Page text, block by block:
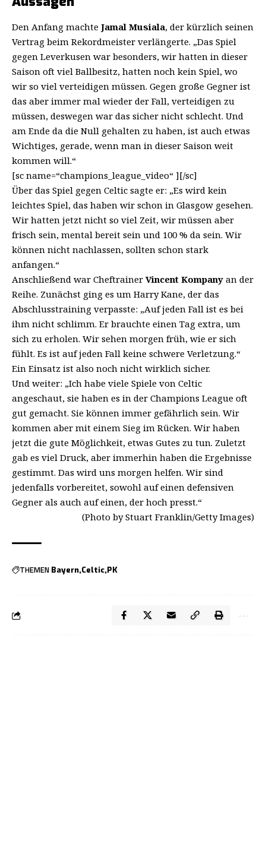
Den Anfang machte Jamal Musiala, der kürzlich seinen
Vertrag beim Rekordmeister verlängerte. „Das Spiel
gegen Leverkusen war besonders, wir hatten in dieser
Saison oft viel Ballbesitz, hatten noch kein Spiel, wo
wir so viel verteidigen müssen. Gegen große Gegner ist
das aber immer mal wieder der Fall, verteidigen zu
müssen, deswegen war das sicher nicht schlecht. Und
am Ende da die Null gehalten zu haben, ist auch etwas
Wichtiges, gerade, wenn man in dieser Saison weit
kommen will.“
[sc name=“champions_league_video“ ][/sc]
Über das Spiel gegen Celtic sagte er: „Es wird kein
leichtes Spiel, das haben wir schon in Glasgow gesehen.
Wir hatten jetzt nicht so viel Zeit, wir müssen aber
frisch sein, mental bereit sein und 100 % da sein. Wir
können nicht nachlassen, sollten schon stark
anfangen.“
Anschließend war Cheftrainer Vincent Kompany an der
Reihe. Zunächst ging es um Harry Kane, der das
Abschlusstraining verpasste: „Auf jeden Fall ist es bei
ihm nicht schlimm. Er brauchte einen Tag extra, um
sich zu erholen. Wir sehen morgen früh, wie er sich
fühlt. Es ist auf jeden Fall keine schwere Verletzung.“
Ein Einsatz ist also noch nicht wirklich sicher.
Und weiter: „Ich habe viele Spiele von Celtic
angeschaut, sie haben es in der Champions League oft
gut gemacht. Sie können immer gefährlich sein. Wir
kommen aber mit einem Sieg im Rücken. Wir haben
jetzt die gute Möglichkeit, etwas Gutes zu tun. Zuletzt
gab es viel Druck, aber immerhin haben die Ergebnisse
gestimmt. Das wird uns morgen helfen. Wir sind
jedenfalls vorbereitet, sowohl auf einen defensiven
Gegner als auch auf einen, der hoch presst.“
(Photo by Stuart Franklin/Getty Images)
THEMEN Bayern Celtic PK